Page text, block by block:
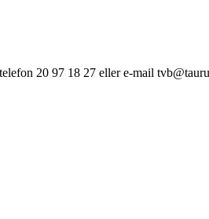
20 97 18 27 eller e-mail